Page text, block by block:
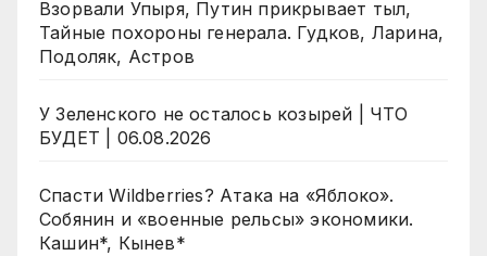
Взорвали Упыря, Путин прикрывает тыл,
Тайные похороны генерала. Гудков, Ларина,
Подоляк, Астров
У Зеленского не осталось козырей | ЧТО
БУДЕТ | 06.08.2026
Спасти Wildberries? Атака на «Яблоко».
Собянин и «военные рельсы» экономики.
Кашин*, Кынев*